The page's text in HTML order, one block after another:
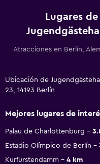
Lugares
Atracciones en Berlín,
Ubicación de
23, 14193 Berlín
Mejores lugares de
Palau de Charlottenburg
Estadio Olímpico de Berlín
Kurfürstendamm
4 km